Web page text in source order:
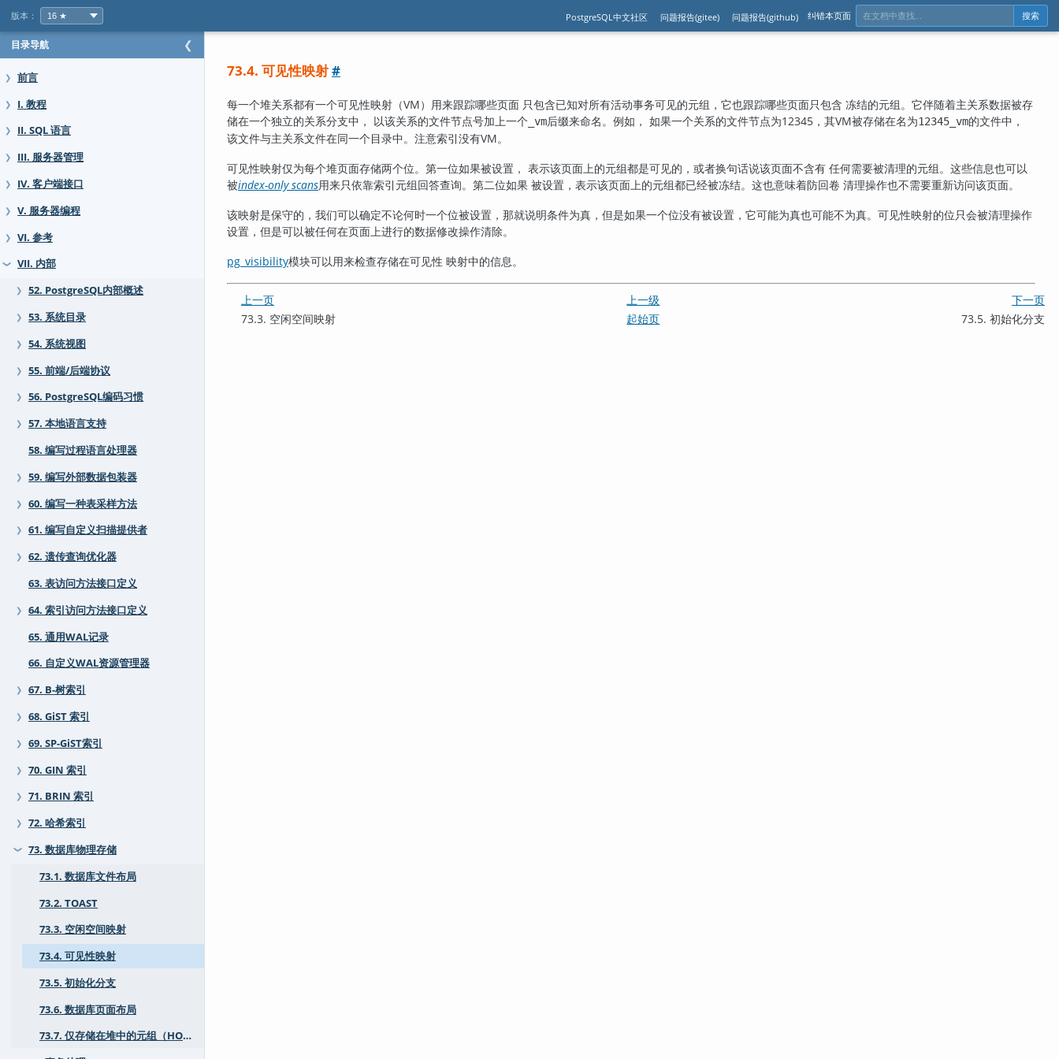
版本： PostgreSQL中文社区 问题报告(gitee) 问题报告(github) 纠错本页面 搜索
目录导航 ❮
❯ 前言
❯ I. 教程
❯ II. SQL 语言
❯ III. 服务器管理
❯ IV. 客户端接口
❯ V. 服务器编程
❯ VI. 参考
❯ VII. 内部
❯ 52. PostgreSQL内部概述
❯ 53. 系统目录
❯ 54. 系统视图
❯ 55. 前端/后端协议
❯ 56. PostgreSQL编码习惯
❯
57. 本地语言支持
58. 编写过程语言处理器
❯ 59. 编写外部数据包装器
❯ 60. 编写一种表采样方法
❯ 61. 编写自定义扫描提供者
❯
62. 遗传查询优化器
63. 表访问方法接口定义
❯
64. 索引访问方法接口定义
65. 通用WAL记录
66. 自定义WAL资源管理器
❯ 67. B-树索引
❯ 68. GiST 索引
❯ 69. SP-GiST索引
❯ 70. GIN 索引
❯ 71. BRIN 索引
❯ 72. 哈希索引
❯
73. 数据库物理存储
73.1. 数据库文件布局
73.2. TOAST
73.3. 空闲空间映射
73.4. 可见性映射
73.5. 初始化分支
73.6. 数据库页面布局
73.7. 仅存储在堆中的元组（HOT）
73.4. 可见性映射#
每一个堆关系都有一个可见性映射（VM）用来跟踪哪些页面 只包含已知对所有活动事务可见的元组，它也跟踪哪些页面只包含 冻结的元组。它伴随着主关系数据被存
储在一个独立的关系分支中， 以该关系的文件节点号加上一个 _vm后缀来命名。例如， 如果一个关系的文件节点为12345，其VM被存储在名为12345_vm的文件中，
该文件与主关系文件在同一个目录中。注意索引没有VM。
可见性映射仅为每个堆页面存储两个位。第一位如果被设置， 表示该页面上的元组都是可见的，或者换句话说该页面不含有 任何需要被清理的元组。这些信息也可以
被index-only scans用来只依靠索引元组回答查询。第二位如果 被设置，表示该页面上的元组都已经被冻结。这也意味着防回卷 清理操作也不需要重新访问该页面。
该映射是保守的，我们可以确定不论何时一个位被设置，那就说明条件为真，但是如果一个位没有被设置，它可能为真也可能不为真。可见性映射的位只会被清理操作
设置，但是可以被任何在页面上进行的数据修改操作清除。
pg_visibility模块可以用来检查存储在可见性 映射中的信息。
上一页 上一级
下一页
73.3. 空闲空间映射
起始页 73.5. 初始化分支